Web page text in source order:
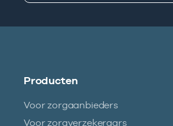
Producten
Voor zorgaanbieders
Voor zorgverzekeraars